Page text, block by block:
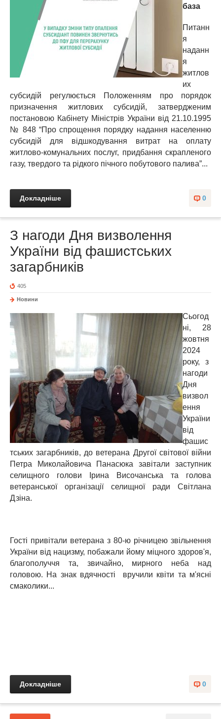
база
Питанн
я
наданн
я
житлов
их
субсидій регулюється Положенням про порядок
призначення житлових субсидій, затвердженим
постановою Кабінету Міністрів України від 21.10.1995
№ 848 “Про спрощення порядку надання населенню
субсидій для відшкодування витрат на оплату
житлово-комунальних послуг, придбання скрапленого
газу, твердого та рідкого пічного побутового палива”...
0
Докладніше
З нагоди Дня визволення
України від фашистських
загарбників
405
Новини
Сьогод
ні, 28
жовтня
2024
року, з
нагоди
Дня
визвол
ення
України
від
фашис
тських загарбників, до ветерана Другої світової війни
Петра Миколайовича Панасюка завітали заступник
селищного голови Ірина Височанська та голова
ветеранської організації селищної ради Світлана
Дзіна.
Гості привітали ветерана з 80-ю річницею звільнення
України від нацизму, побажали йому міцного здоров'я,
благополуччя та, звичайно, мирного неба над
головою. На знак вдячності вручили квіти та м'ясні
смаколики...
0
Докладніше